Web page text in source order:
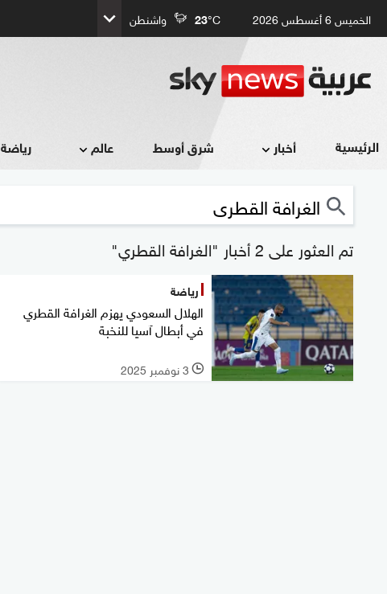
الخميس 6 أغسطس 2026 23°C واشنطن
الرئيسية أخبار شرق أوسط عالم رياضة
تم العثور على 2 أخبار "الغرافة القطري"
رياضة
الهلال السعودي يهزم الغرافة القطري
في أبطال آسيا للنخبة
l 3 نوفمبر 2025